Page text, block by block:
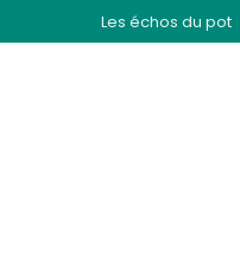
Les échos du pot